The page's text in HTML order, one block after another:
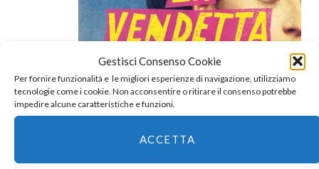
Gestisci Consenso Cookie
Per fornire funzionalità e le migliori esperienze di navigazione, utilizziamo
tecnologie come i cookie. Non acconsentire o ritirare il consenso potrebbe
impedire alcune caratteristiche e funzioni.
ACCETTA